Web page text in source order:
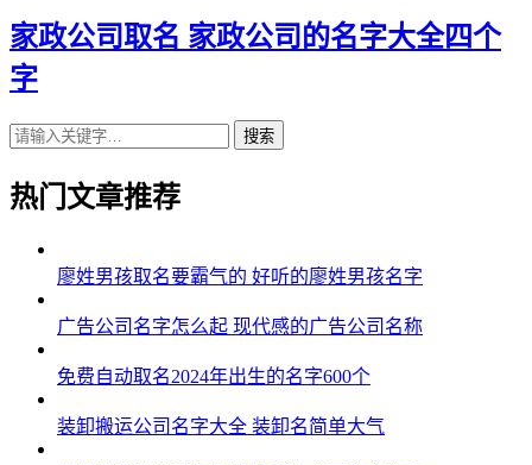
44、劲群、哲兴、耀旲、锦普、文波
47、予品、路峯、嘉暠、立达、林百
48、然恒、雄权、玄意、群灵、震栋
49、韩鹰、城才、朋乔、衷峻、毅谨
50、涵琥、崴翼、言淏、柏宁、坤道
51、方宗、雷冀、蓝锐、靖烨、驰龙
52、锌恺、溢诗、颖正、峻鸥、彬臣
家政公司取名 家政公司的名字大全四个
字
搜索
热门文章推荐
廖姓男孩取名要霸气的 好听的廖姓男孩名字
广告公司名字怎么起 现代感的广告公司名称
免费自动取名2024年出生的名字600个
装卸搬运公司名字大全 装卸名简单大气